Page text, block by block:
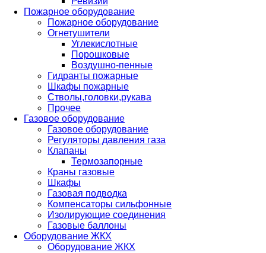
Пожарное оборудование
Пожарное оборудование
Огнетушители
Углекислотные
Порошковые
Воздушно-пенные
Гидранты пожарные
Шкафы пожарные
Стволы,головки,рукава
Прочее
Газовое оборудование
Газовое оборудование
Регуляторы давления газа
Клапаны
Термозапорные
Краны газовые
Шкафы
Газовая подводка
Компенсаторы сильфонные
Изолирующие соединения
Газовые баллоны
Оборудование ЖКХ
Оборудование ЖКХ